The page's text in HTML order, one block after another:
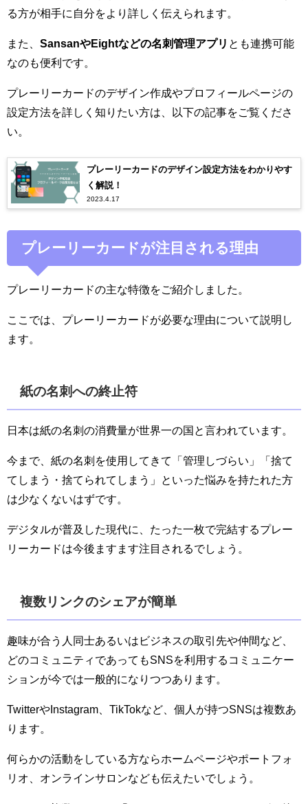
る方が相手に自分をより詳しく伝えられます。
また、 SansanやEightなどの名刺管理アプリ とも連携可能
なのも便利です。
プレーリーカードのデザイン作成やプロフィールページの
設定方法を詳しく知りたい方は、以下の記事をご覧くださ
い。
プレーリーカードのデザイン設定方法をわかりやす
く解説！
2023.4.17
プレーリーカードが注目される理由
プレーリーカードの主な特徴をご紹介しました。
ここでは、プレーリーカードが必要な理由について説明し
ます。
紙の名刺への終止符
日本は紙の名刺の消費量が世界一の国と言われています。
今まで、紙の名刺を使用してきて「管理しづらい」「捨て
てしまう・捨てられてしまう」といった悩みを持たれた方
は少なくないはずです。
デジタルが普及した現代に、たった一枚で完結するプレー
リーカードは今後ますます注目されるでしょう。
複数リンクのシェアが簡単
趣味が合う人同士あるいはビジネスの取引先や仲間など、
どのコミュニティであってもSNSを利用するコミュニケー
ションが今では一般的になりつつあります。
TwitterやInstagram、TikTokなど、個人が持つSNSは複数あ
ります。
何らかの活動をしている方ならホームページやポートフォ
リオ、オンラインサロンなども伝えたいでしょう。